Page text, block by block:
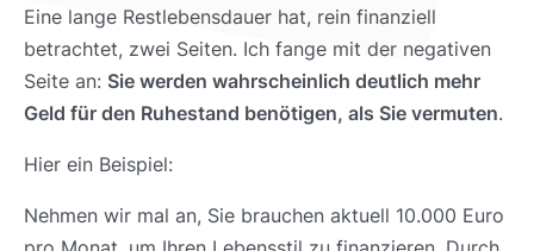
Eine lange Restlebensdauer hat, rein finanziell
betrachtet, zwei Seiten. Ich fange mit der negativen
Seite an: Sie werden wahrscheinlich deutlich mehr
Geld für den Ruhestand benötigen, als Sie vermuten.
Hier ein Beispiel:
Nehmen wir mal an, Sie brauchen aktuell 10.000 Euro